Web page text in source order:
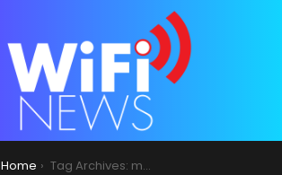
Home Tag Archives: movement